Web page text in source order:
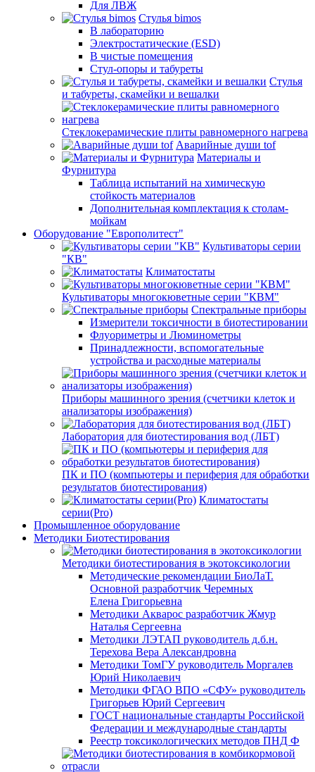
Для ЛВЖ
Стулья bimos
В лабораторию
Электростатические (ESD)
В чистые помещения
Стул-опоры и табуреты
Стулья
и табуреты, скамейки и вешалки
Стеклокерамические плиты равномерного нагрева
Аварийные души tof
Материалы и
Фурнитура
Таблица испытаний на химическую
стойкость материалов
Дополнительная комплектация к столам-
мойкам
Оборудование "Европолитест"
Культиваторы серии
"КВ"
Климатостаты
Культиваторы многокюветные серии "КВМ"
Спектральные приборы
Измерители токсичности в биотестировании
Флуориметры и Люминометры
Принадлежности, вспомогательные
устройства и расходные материалы
Приборы машинного зрения (счетчики клеток и
анализаторы изображения)
Лаборатория для биотестирования вод (ЛБТ)
ПК и ПО (компьютеры и периферия для обработки
результатов биотестирования)
Климатостаты
серии(Pro)
Промышленное оборудование
Методики Биотестирования
Методики биотестирования в экотоксикологии
Методические рекомендации БиоЛаТ.
Основной разработчик Черемных
Елена Григорьевна
Методики Акварос разработчик Жмур
Наталья Сергеевна
Методики ЛЭТАП руководитель д.б.н.
Терехова Вера Александровна
Методики ТомГУ руководитель Моргалев
Юрий Николаевич
Методики ФГАО ВПО «СФУ» руководитель
Григорьев Юрий Сергеевич
ГОСТ национальные стандарты Российской
Федерации и международные стандарты
Реестр токсикологических методов ПНД Ф